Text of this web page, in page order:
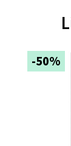
-50%
- Thon
dag 10-20
- Oasen